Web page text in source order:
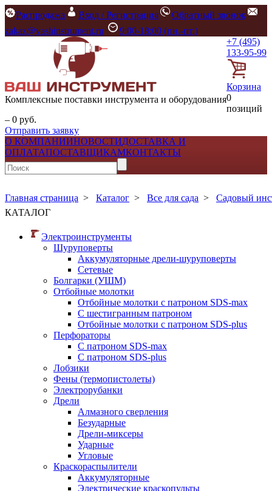
Распродажа Вход / Регистрация
Обратный звонок
zakaz@vashinstrument.ru
9:00-18:00 (пн.-пт.)
Комплексные поставки инструмента и оборудования
+7 (495)
133-95-99
Корзина
0
позиций
– 0 руб.
Отправить заявку
О КОМПАНИИНОВОСТИДОСТАВКА И
ОПЛАТАПОСТАВЩИКАМКОНТАКТЫ
Главная страница > Каталог > Все для сада > Садовый
КАТАЛОГ
Электроинструменты
Шуруповерты
Аккумуляторные дрели-шуруповерты
Сетевые
Болгарки (УШМ)
Отбойные молотки
Отбойные молотки с патроном SDS-max
С шестигранным патроном
Отбойные молотки с патроном SDS-plus
Перфораторы
С патроном SDS-max
С патроном SDS-plus
Лобзики
Фены (термопистолеты)
Электрорубанки
Дрели
Алмазного сверления
Безударные
Дрели-миксеры
Ударные
Угловые
Краскораспылители
Аккумуляторные
Электрические краскопульты